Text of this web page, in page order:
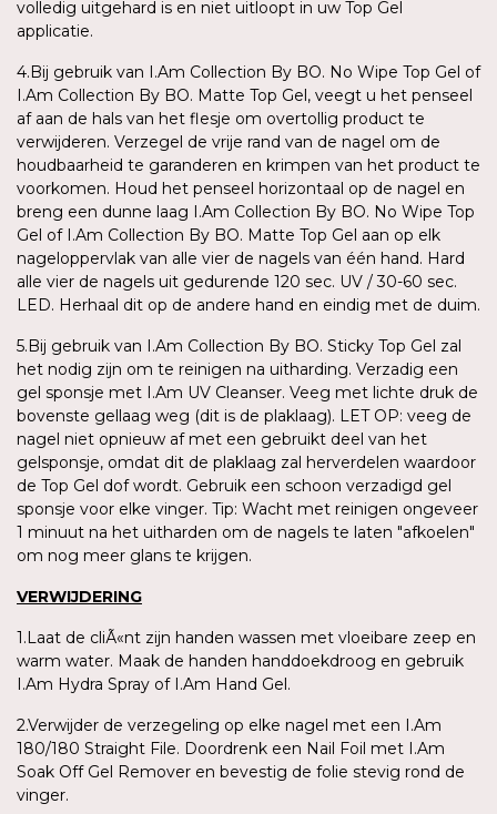
volledig uitgehard is en niet uitloopt in uw Top Gel
applicatie.
4.Bij gebruik van I.Am Collection By BO. No Wipe Top Gel of
I.Am Collection By BO. Matte Top Gel, veegt u het penseel
af aan de hals van het flesje om overtollig product te
verwijderen. Verzegel de vrije rand van de nagel om de
houdbaarheid te garanderen en krimpen van het product te
voorkomen. Houd het penseel horizontaal op de nagel en
breng een dunne laag I.Am Collection By BO. No Wipe Top
Gel of I.Am Collection By BO. Matte Top Gel aan op elk
nageloppervlak van alle vier de nagels van één hand. Hard
alle vier de nagels uit gedurende 120 sec. UV / 30-60 sec.
LED. Herhaal dit op de andere hand en eindig met de duim.
5.Bij gebruik van I.Am Collection By BO. Sticky Top Gel zal
het nodig zijn om te reinigen na uitharding. Verzadig een
gel sponsje met I.Am UV Cleanser. Veeg met lichte druk de
bovenste gellaag weg (dit is de plaklaag). LET OP: veeg de
nagel niet opnieuw af met een gebruikt deel van het
gelsponsje, omdat dit de plaklaag zal herverdelen waardoor
de Top Gel dof wordt. Gebruik een schoon verzadigd gel
sponsje voor elke vinger. Tip: Wacht met reinigen ongeveer
1 minuut na het uitharden om de nagels te laten "afkoelen"
om nog meer glans te krijgen.
VERWIJDERING
1.Laat de cliÃ«nt zijn handen wassen met vloeibare zeep en
warm water. Maak de handen handdoekdroog en gebruik
I.Am Hydra Spray of I.Am Hand Gel.
2.Verwijder de verzegeling op elke nagel met een I.Am
180/180 Straight File. Doordrenk een Nail Foil met I.Am
Soak Off Gel Remover en bevestig de folie stevig rond de
vinger.